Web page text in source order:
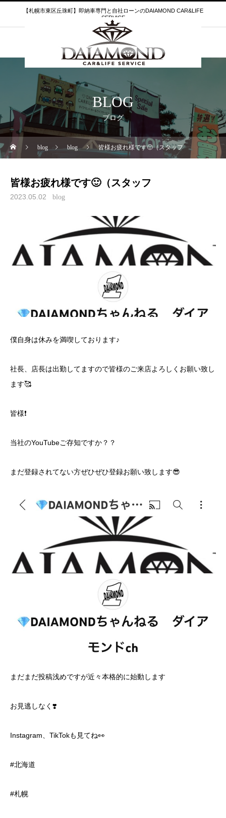
【札幌市東区丘珠町】即納車専門と自社ローンのDAIAMOND CAR&LIFE
SERVICE
BLOG
ブログ
blog blog 皆様お疲れ様です🙂（スタッフ
皆様お疲れ様です🙂（スタッフ
2023.05.02 blog
僕自身は休みを満喫しております♪
社長、店長は出勤してますので皆様のご来店よろしくお願い致し
ます🥰
皆様❗️
当社のYouTubeご存知ですか？？
まだ登録されてない方ぜひぜひ登録お願い致します😎
まだまだ投稿浅めですが近々本格的に始動します
お見逃しなく❣️
Instagram、TikTokも見てね👀
#北海道
#札幌